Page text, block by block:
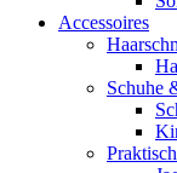
Accessoires
Schuhe